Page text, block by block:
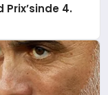
4.